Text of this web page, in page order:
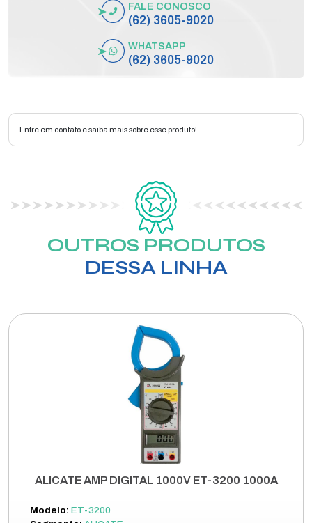
FALE CONOSCO
(62) 3605-9020
WHATSAPP
(62) 3605-9020
Entre em contato e saiba mais sobre esse produto!
OUTROS PRODUTOS
DESSA LINHA
ALICATE AMP DIGITAL 1000V ET-3200 1000A
Modelo: ET-3200